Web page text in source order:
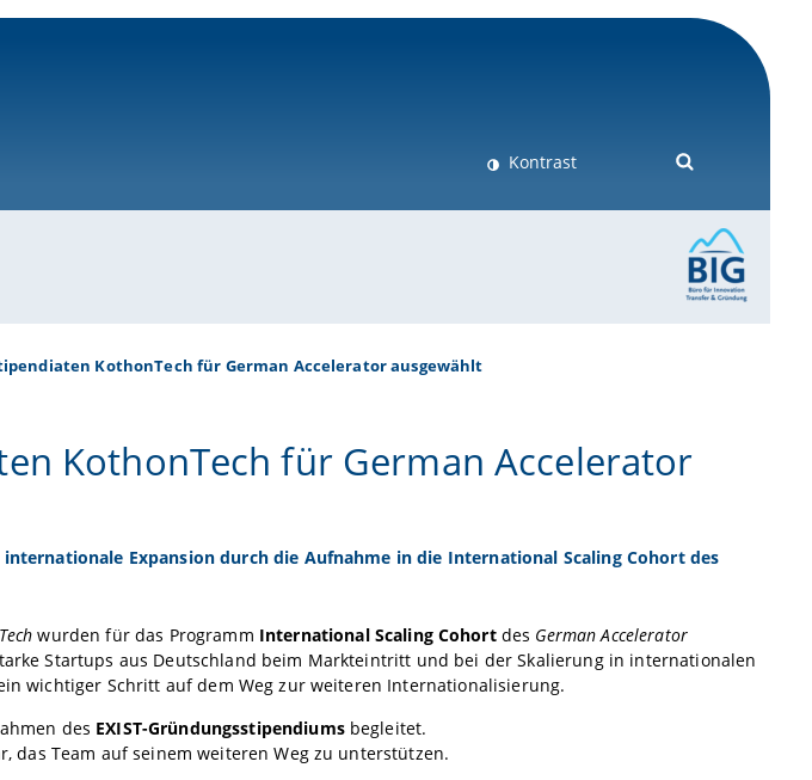
Kontrast
KothonTech für German Accelerator ausgewählt
KothonTech für German Accelerator
Expansion durch die Aufnahme in die International Scaling Cohort des
wurden für das Programm International Scaling Cohortdes German Accelerator
Startups aus Deutschland beim Markteintritt und bei der Skalierung in internationalen
wichtiger Schritt auf dem Weg zur weiteren Internationalisierung.
des EXIST-Gründungsstipendiums begleitet.
Team auf seinem weiteren Weg zu unterstützen.